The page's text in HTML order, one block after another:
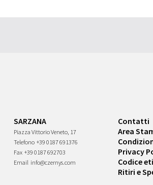
SARZANA
Piazza Vittorio Veneto, 17
Telefono +39 0187 691376
Fax +39 0187 692703
Email info@czernys.com
Contatti
Area
Privacy
Codice
Ritiri e